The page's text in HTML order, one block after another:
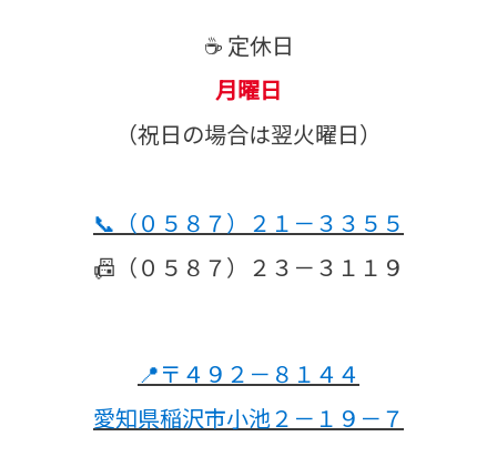
☕ 定休日
月曜日
（祝日の場合は翌火曜日）
📞 （０５８７）２１－３３５５
📠（０５８７）２３－３１１９
📍〒４９２－８１４４
愛知県稲沢市小池２－１９－７